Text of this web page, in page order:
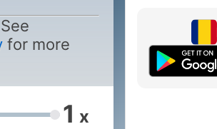
for more
1 x